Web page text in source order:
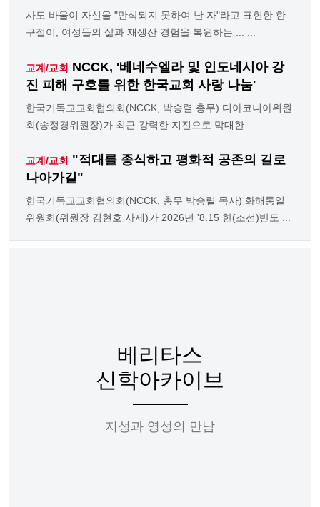
사도 바울이 자신을 "만삭되지 못하여 난 자"라고 표현한 한
구절이, 여성들의 삶과 재생산 경험을 복원하는 ... ...
교계/교회 NCCK, '베네수엘라 및 인도네시아 강
진 피해 구호를 위한 한국교회 사랑 나눔'
한국기독교교회협의회(NCCK, 박승렬 총무) 디아코니아위원
회(송정경위원장)가 최근 강력한 지진으로 막대한 ...
교계/교회 "적대를 종식하고 평화적 공존의 길로
나아가길"
한국기독교교회협의회(NCCK, 총무 박승렬 목사) 화해통일
위원회(위원장 김현호 사제)가 2026년 '8.15 한(조선)반도 ...
베리타스
신학아카이브
지성과 영성의 만남